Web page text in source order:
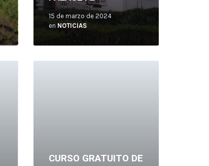
15 de marzo de 2024
en NOTICIAS
CURSO GRATUITO DE